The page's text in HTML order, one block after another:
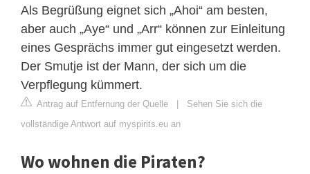
Als Begrüßung eignet sich „Ahoi“ am besten,
aber auch „Aye“ und „Arr“ können zur Einleitung
eines Gesprächs immer gut eingesetzt werden.
Der Smutje ist der Mann, der sich um die
Verpflegung kümmert.
Antrag auf Entfernung der Quelle | Sehen Sie sich die
vollständige Antwort auf myspirits.eu an
Wo wohnen die Piraten?